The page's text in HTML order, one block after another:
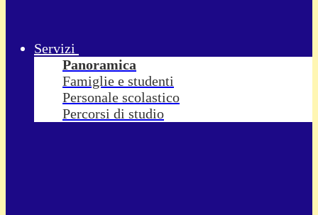
Servizi
Panoramica
Famiglie e studenti
Personale scolastico
Percorsi di studio